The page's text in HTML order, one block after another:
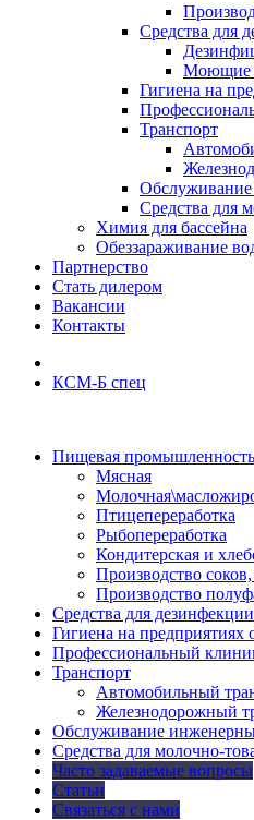
Средства для
Моющие
Гигиена на
Транспорт
Средства для
Химия для бассейна
Обеззараживание
Партнерство
Стать дилером
Вакансии
Контакты
КСМ-Б спец
Пищевая промышленность
Мясная
Птицепереработка
Рыбопереработка
Кондитерская и
Производство
Производство
Средства для
Гигиена на предприятиях
Профессиональный
Транспорт
Автомобильный
Железнодорожный
Обслуживание
Средства для молочно-
Часто задаваемые вопросы
Статьи
Связаться с нами